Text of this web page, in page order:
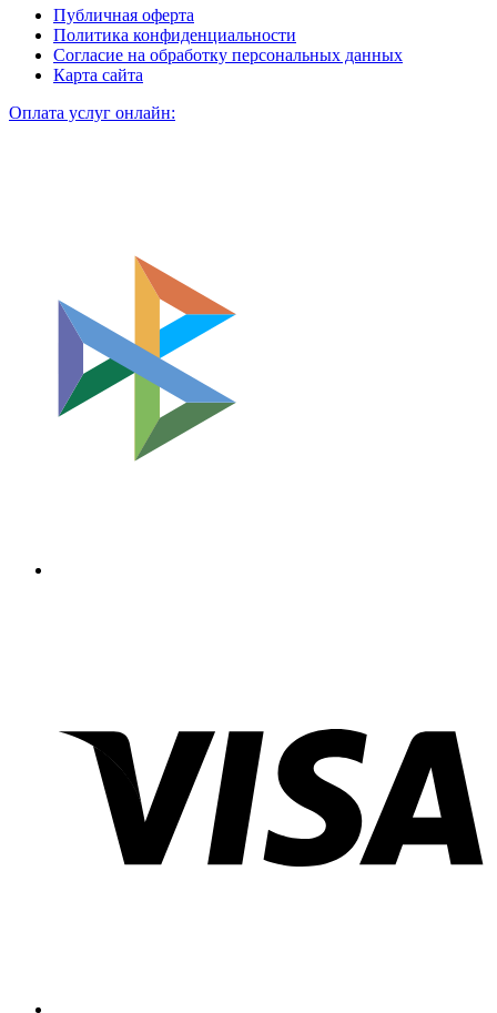
Публичная оферта
Политика конфиденциальности
Согласие на обработку персональных данных
Карта сайта
Оплата услуг онлайн: